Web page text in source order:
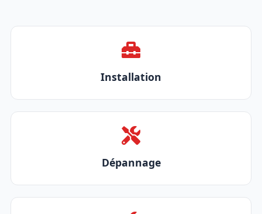
Installation
Dépannage